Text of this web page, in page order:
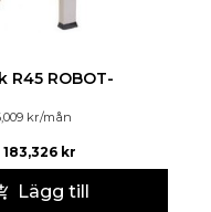
R45 ROBOT-
kr/mån
183,326 kr
Lägg till